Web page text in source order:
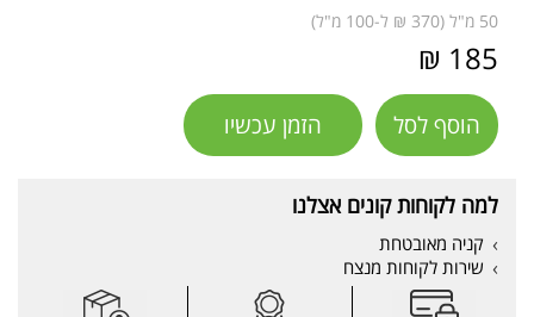
50 מ"ל (370 ₪ ל-100 מ"ל)
185 ₪
הוסף לסל הזמן עכשיו
למה לקוחות קונים אצלנו
קניה מאובטחת
שירות לקוחות מנצח